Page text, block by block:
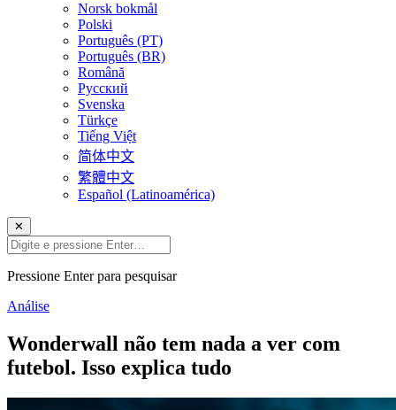
Norsk bokmål
Polski
Português (PT)
Português (BR)
Română
Русский
Svenska
Türkçe
Tiếng Việt
简体中文
繁體中文
Español (Latinoamérica)
✕
Pressione Enter para pesquisar
Análise
Wonderwall não tem nada a ver com
futebol. Isso explica tudo